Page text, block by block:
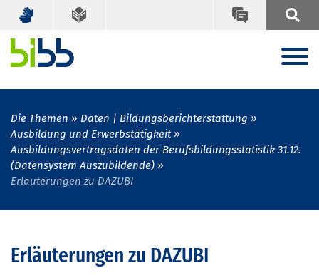
Die Themen
Daten | Bildungsberichterstattung
Ausbildung und Erwerbstätigkeit
Ausbildungsvertragsdaten der Berufsbildungsstatistik 31.12.
(Datensystem Auszubildende)
Erläuterungen zu DAZUBI
Erläuterungen zu DAZUBI